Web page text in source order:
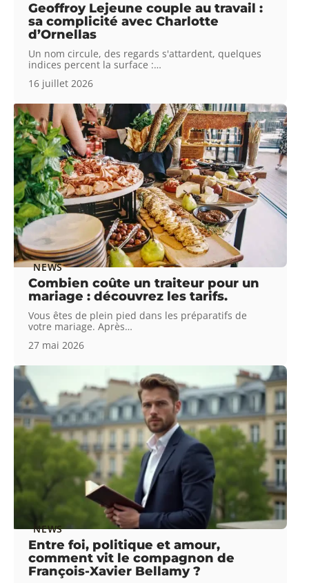
Geoffroy Lejeune couple au travail :
sa complicité avec Charlotte
d’Ornellas
Un nom circule, des regards s'attardent, quelques
indices percent la surface :…
16 juillet 2026
NEWS
Combien coûte un traiteur pour un
mariage : découvrez les tarifs.
Vous êtes de plein pied dans les préparatifs de
votre mariage. Après…
27 mai 2026
NEWS
Entre foi, politique et amour,
comment vit le compagnon de
François-Xavier Bellamy ?